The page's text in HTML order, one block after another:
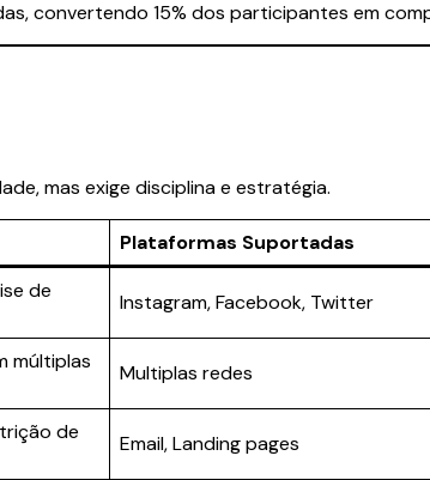
convertendo 15% dos participantes em
mas exige disciplina e estratégia.
Plataformas Suportadas
de
Instagram, Facebook, Twitter
múltiplas
Multiplas redes
de
Email, Landing pages